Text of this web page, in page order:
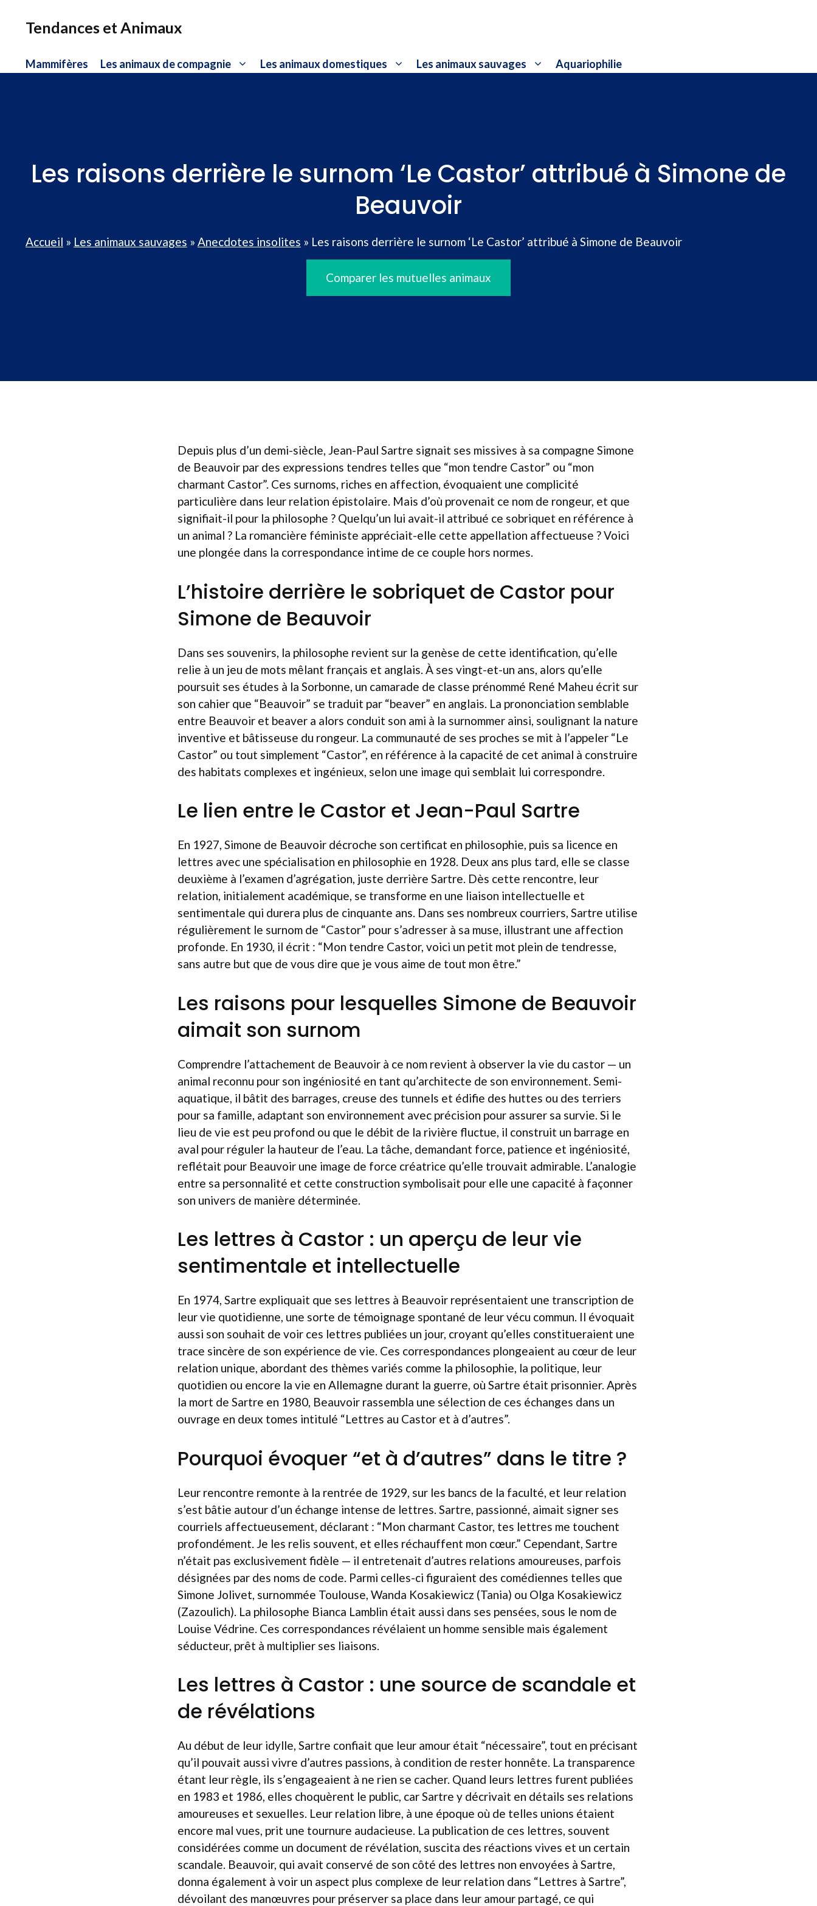
Tendances et Animaux
Mammifères Les animaux de compagnie Les animaux domestiques Les animaux sauvages Aquariophilie
Les raisons derrière le surnom ‘Le Castor’ attribué à Simone de
Beauvoir
Accueil » Les animaux sauvages » Anecdotes insolites » Les raisons derrière le surnom ‘Le Castor’ attribué à Simone de Beauvoir
Comparer les mutuelles animaux
Depuis plus d’un demi-siècle, Jean-Paul Sartre signait ses missives à sa compagne Simone
de Beauvoir par des expressions tendres telles que “mon tendre Castor” ou “mon
charmant Castor”. Ces surnoms, riches en affection, évoquaient une complicité
particulière dans leur relation épistolaire. Mais d’où provenait ce nom de rongeur, et que
signifiait-il pour la philosophe ? Quelqu’un lui avait-il attribué ce sobriquet en référence à
un animal ? La romancière féministe appréciait-elle cette appellation affectueuse ? Voici
une plongée dans la correspondance intime de ce couple hors normes.
L’histoire derrière le sobriquet de Castor pour
Simone de Beauvoir
Dans ses souvenirs, la philosophe revient sur la genèse de cette identification, qu’elle
relie à un jeu de mots mêlant français et anglais. À ses vingt-et-un ans, alors qu’elle
poursuit ses études à la Sorbonne, un camarade de classe prénommé René Maheu écrit sur
son cahier que “Beauvoir” se traduit par “beaver” en anglais. La prononciation semblable
entre Beauvoir et beaver a alors conduit son ami à la surnommer ainsi, soulignant la nature
inventive et bâtisseuse du rongeur. La communauté de ses proches se mit à l’appeler “Le
Castor” ou tout simplement “Castor”, en référence à la capacité de cet animal à construire
des habitats complexes et ingénieux, selon une image qui semblait lui correspondre.
Le lien entre le Castor et Jean-Paul Sartre
En 1927, Simone de Beauvoir décroche son certificat en philosophie, puis sa licence en
lettres avec une spécialisation en philosophie en 1928. Deux ans plus tard, elle se classe
deuxième à l’examen d’agrégation, juste derrière Sartre. Dès cette rencontre, leur
relation, initialement académique, se transforme en une liaison intellectuelle et
sentimentale qui durera plus de cinquante ans. Dans ses nombreux courriers, Sartre utilise
régulièrement le surnom de “Castor” pour s’adresser à sa muse, illustrant une affection
profonde. En 1930, il écrit : “Mon tendre Castor, voici un petit mot plein de tendresse,
sans autre but que de vous dire que je vous aime de tout mon être.”
Les raisons pour lesquelles Simone de Beauvoir
aimait son surnom
Comprendre l’attachement de Beauvoir à ce nom revient à observer la vie du castor — un
animal reconnu pour son ingéniosité en tant qu’architecte de son environnement. Semi-
aquatique, il bâtit des barrages, creuse des tunnels et édifie des huttes ou des terriers
pour sa famille, adaptant son environnement avec précision pour assurer sa survie. Si le
lieu de vie est peu profond ou que le débit de la rivière fluctue, il construit un barrage en
aval pour réguler la hauteur de l’eau. La tâche, demandant force, patience et ingéniosité,
reflétait pour Beauvoir une image de force créatrice qu’elle trouvait admirable. L’analogie
entre sa personnalité et cette construction symbolisait pour elle une capacité à façonner
son univers de manière déterminée.
Les lettres à Castor : un aperçu de leur vie
sentimentale et intellectuelle
En 1974, Sartre expliquait que ses lettres à Beauvoir représentaient une transcription de
leur vie quotidienne, une sorte de témoignage spontané de leur vécu commun. Il évoquait
aussi son souhait de voir ces lettres publiées un jour, croyant qu’elles constitueraient une
trace sincère de son expérience de vie. Ces correspondances plongeaient au cœur de leur
relation unique, abordant des thèmes variés comme la philosophie, la politique, leur
quotidien ou encore la vie en Allemagne durant la guerre, où Sartre était prisonnier. Après
la mort de Sartre en 1980, Beauvoir rassembla une sélection de ces échanges dans un
ouvrage en deux tomes intitulé “Lettres au Castor et à d’autres”.
Pourquoi évoquer “et à d’autres” dans le titre ?
Leur rencontre remonte à la rentrée de 1929, sur les bancs de la faculté, et leur relation
s’est bâtie autour d’un échange intense de lettres. Sartre, passionné, aimait signer ses
courriels affectueusement, déclarant : “Mon charmant Castor, tes lettres me touchent
profondément. Je les relis souvent, et elles réchauffent mon cœur.” Cependant, Sartre
n’était pas exclusivement fidèle — il entretenait d’autres relations amoureuses, parfois
désignées par des noms de code. Parmi celles-ci figuraient des comédiennes telles que
Simone Jolivet, surnommée Toulouse, Wanda Kosakiewicz (Tania) ou Olga Kosakiewicz
(Zazoulich). La philosophe Bianca Lamblin était aussi dans ses pensées, sous le nom de
Louise Védrine. Ces correspondances révélaient un homme sensible mais également
séducteur, prêt à multiplier ses liaisons.
Les lettres à Castor : une source de scandale et
de révélations
Au début de leur idylle, Sartre confiait que leur amour était “nécessaire”, tout en précisant
qu’il pouvait aussi vivre d’autres passions, à condition de rester honnête. La transparence
étant leur règle, ils s’engageaient à ne rien se cacher. Quand leurs lettres furent publiées
en 1983 et 1986, elles choquèrent le public, car Sartre y décrivait en détails ses relations
amoureuses et sexuelles. Leur relation libre, à une époque où de telles unions étaient
encore mal vues, prit une tournure audacieuse. La publication de ces lettres, souvent
considérées comme un document de révélation, suscita des réactions vives et un certain
scandale. Beauvoir, qui avait conservé de son côté des lettres non envoyées à Sartre,
donna également à voir un aspect plus complexe de leur relation dans “Lettres à Sartre”,
dévoilant des manœuvres pour préserver sa place dans leur amour partagé, ce qui